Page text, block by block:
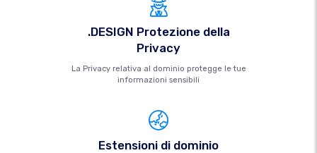
.DESIGN Protezione della
Privacy
La Privacy relativa al dominio protegge le tue
informazioni sensibili
Estensioni di dominio